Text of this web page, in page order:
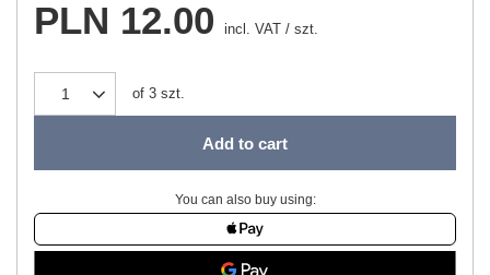
PLN 12.00 incl. VAT / szt.
of 3 szt.
Add to cart
You can also buy using: